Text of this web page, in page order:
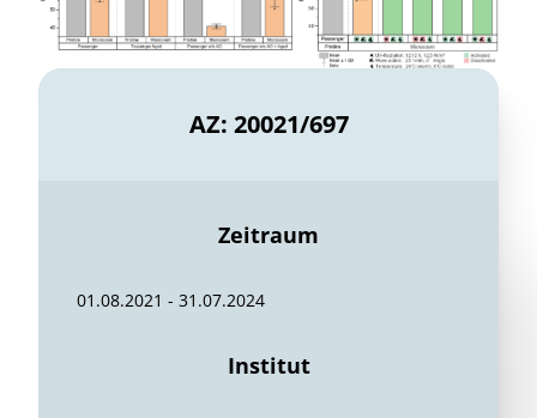
AZ: 20021/697
Zeitraum
01.08.2021 - 31.07.2024
Institut